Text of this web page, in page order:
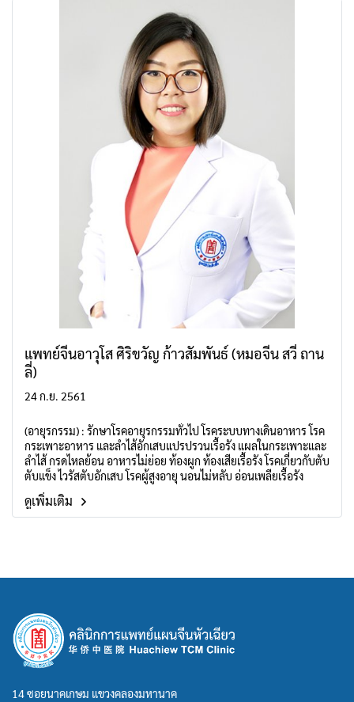
แพทย์จีนอาวุโส ศิริขวัญ ก้าวสัมพันธ์ (หมอจีน สวี่ ถาน
ลี่)
24 ก.ย. 2561
(อายุรกรรม) : รักษาโรคอายุรกรรมทั่วไป โรคระบบทางเดินอาหาร โรค
กระเพาะอาหาร และลำไส้อักเสบแปรปรวนเรื้อรัง แผลในกระเพาะและ
ลำไส้ กรดไหลย้อน อาหารไม่ย่อย ท้องผูก ท้องเสียเรื้อรัง โรคเกี่ยวกับตับ
ตับแข็ง ไวรัสตับอักเสบ โรคผู้สูงอายุ นอนไม่หลับ อ่อนเพลียเรื้อรัง
ดูเพิ่มเติม
14 ซอยนาคเกษม แขวงคลองมหานาค